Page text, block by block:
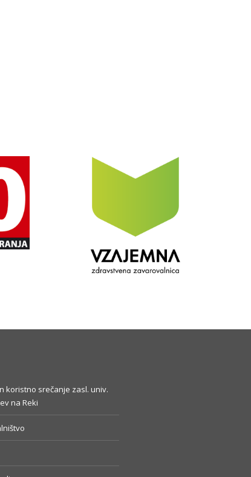
koristno srečanje zasl. univ.
na Reki